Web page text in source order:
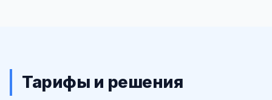
Тарифы и решения